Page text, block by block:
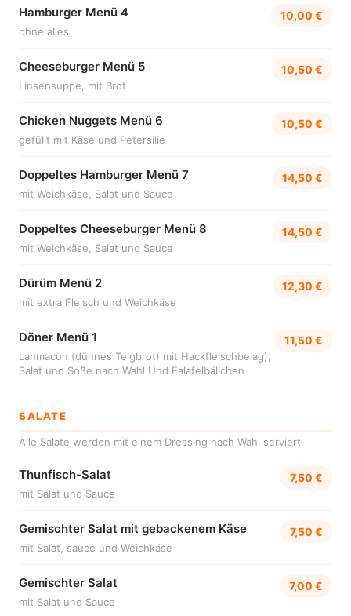
Hamburger Menü 4
ohne alles
10,00 €
Cheeseburger Menü 5
Linsensuppe, mit Brot
10,50 €
Chicken Nuggets Menü 6
gefüllt mit Käse und Petersilie
10,50 €
Doppeltes Hamburger Menü 7
mit Weichkäse, Salat und Sauce
14,50 €
Doppeltes Cheeseburger Menü 8
mit Weichkäse, Salat und Sauce
14,50 €
Dürüm Menü 2
mit extra Fleisch und Weichkäse
12,30 €
Döner Menü 1
Lahmacun (dünnes Teigbrot) mit Hackfleischbelag),
Salat und Soße nach Wahl Und Falafelbällchen
11,50 €
SALATE
Alle Salate werden mit einem Dressing nach Wahl serviert.
Thunfisch-Salat
mit Salat und Sauce
7,50 €
Gemischter Salat mit gebackenem Käse
mit Salat, sauce und Weichkäse
7,50 €
Gemischter Salat
mit Salat und Sauce
7,00 €